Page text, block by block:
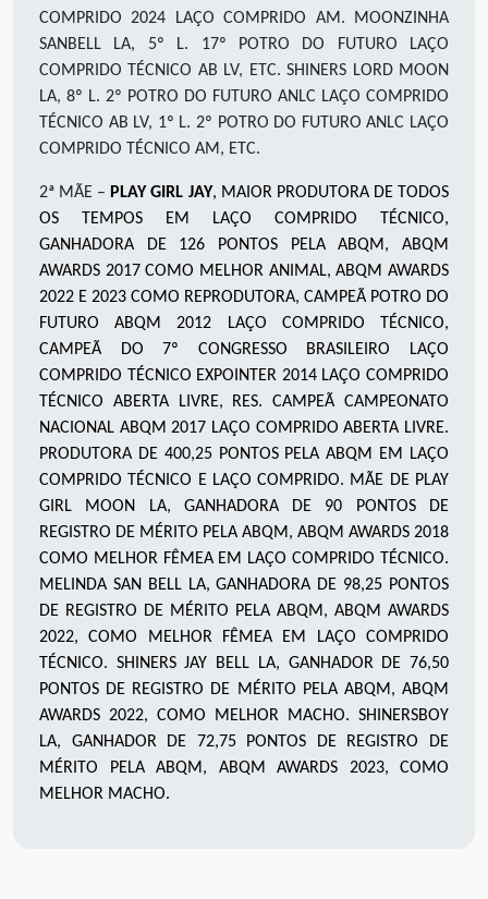
COMPRIDO 2024 LAÇO COMPRIDO AM. MOONZINHA
SANBELL LA, 5º L. 17º POTRO DO FUTURO LAÇO
COMPRIDO TÉCNICO AB LV, ETC. SHINERS LORD MOON
LA, 8º L. 2º POTRO DO FUTURO ANLC LAÇO COMPRIDO
TÉCNICO AB LV, 1º L. 2º POTRO DO FUTURO ANLC LAÇO
COMPRIDO TÉCNICO AM, ETC.
2ª MÃE – PLAY GIRL JAY, MAIOR PRODUTORA DE TODOS
OS TEMPOS EM LAÇO COMPRIDO TÉCNICO,
GANHADORA DE 126 PONTOS PELA ABQM, ABQM
AWARDS 2017 COMO MELHOR ANIMAL, ABQM AWARDS
2022 E 2023 COMO REPRODUTORA, CAMPEÃ POTRO DO
FUTURO ABQM 2012 LAÇO COMPRIDO TÉCNICO,
CAMPEÃ DO 7º CONGRESSO BRASILEIRO LAÇO
COMPRIDO TÉCNICO EXPOINTER 2014 LAÇO COMPRIDO
TÉCNICO ABERTA LIVRE, RES. CAMPEÃ CAMPEONATO
NACIONAL ABQM 2017 LAÇO COMPRIDO ABERTA LIVRE.
PRODUTORA DE 400,25 PONTOS PELA ABQM EM LAÇO
COMPRIDO TÉCNICO E LAÇO COMPRIDO. MÃE DE PLAY
GIRL MOON LA, GANHADORA DE 90 PONTOS DE
REGISTRO DE MÉRITO PELA ABQM, ABQM AWARDS 2018
COMO MELHOR FÊMEA EM LAÇO COMPRIDO TÉCNICO.
MELINDA SAN BELL LA, GANHADORA DE 98,25 PONTOS
DE REGISTRO DE MÉRITO PELA ABQM, ABQM AWARDS
2022, COMO MELHOR FÊMEA EM LAÇO COMPRIDO
TÉCNICO. SHINERS JAY BELL LA, GANHADOR DE 76,50
PONTOS DE REGISTRO DE MÉRITO PELA ABQM, ABQM
AWARDS 2022, COMO MELHOR MACHO. SHINERSBOY
LA, GANHADOR DE 72,75 PONTOS DE REGISTRO DE
MÉRITO PELA ABQM, ABQM AWARDS 2023, COMO
MELHOR MACHO.